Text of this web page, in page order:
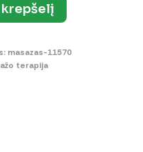
krepšelį
masazas-11570
terapija